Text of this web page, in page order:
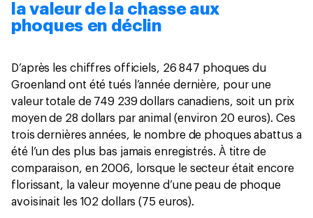
la valeur de la chasse aux
phoques en déclin
D’après les chiffres officiels, 26 847 phoques du
Groenland ont été tués l’année dernière, pour une
valeur totale de 749 239 dollars canadiens, soit un prix
moyen de 28 dollars par animal (environ 20 euros). Ces
trois dernières années, le nombre de phoques abattus a
été l’un des plus bas jamais enregistrés. À titre de
comparaison, en 2006, lorsque le secteur était encore
florissant, la valeur moyenne d’une peau de phoque
avoisinait les 102 dollars (75 euros).